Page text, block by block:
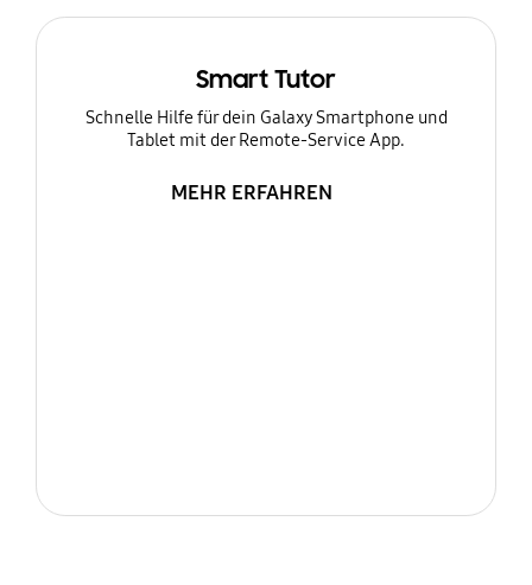
Smart Tutor
Schnelle Hilfe für dein Galaxy Smartphone und
Tablet mit der Remote-Service App.
MEHR ERFAHREN